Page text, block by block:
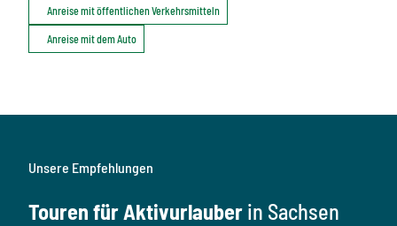
Anreise mit öffentlichen Verkehrsmitteln
Anreise mit dem Auto
Unsere Empfehlungen
Touren für Aktivurlauber in Sachsen